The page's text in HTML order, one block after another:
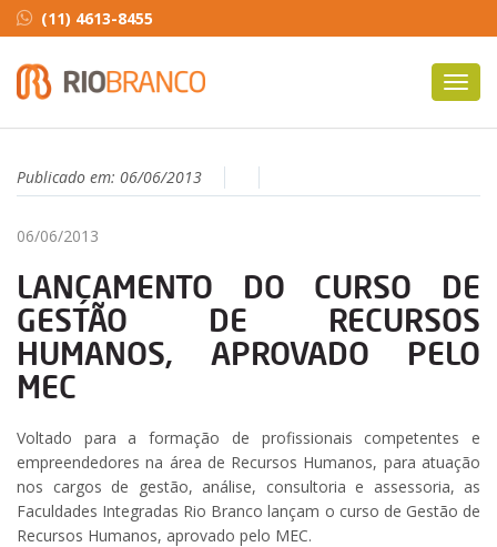
(11) 4613-8455
Publicado em: 06/06/2013
06/06/2013
LANÇAMENTO DO CURSO DE
GESTÃO DE RECURSOS
HUMANOS, APROVADO PELO
MEC
Voltado para a formação de profissionais competentes e
empreendedores na área de Recursos Humanos, para atuação
nos cargos de gestão, análise, consultoria e assessoria, as
Faculdades Integradas Rio Branco lançam o curso de Gestão de
Recursos Humanos, aprovado pelo MEC.